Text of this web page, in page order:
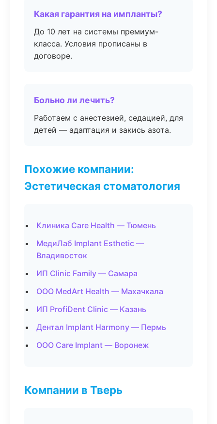
Какая гарантия на импланты?
До 10 лет на системы премиум-
класса. Условия прописаны в
договоре.
Больно ли лечить?
Работаем с анестезией, седацией, для
детей — адаптация и закись азота.
Похожие компании:
Эстетическая стоматология
Клиника Care Health — Тюмень
МедиЛаб Implant Esthetic —
Владивосток
ИП Clinic Family — Самара
ООО MedArt Health — Махачкала
ИП ProfiDent Clinic — Казань
Дентал Implant Harmony — Пермь
ООО Care Implant — Воронеж
Компании в Тверь